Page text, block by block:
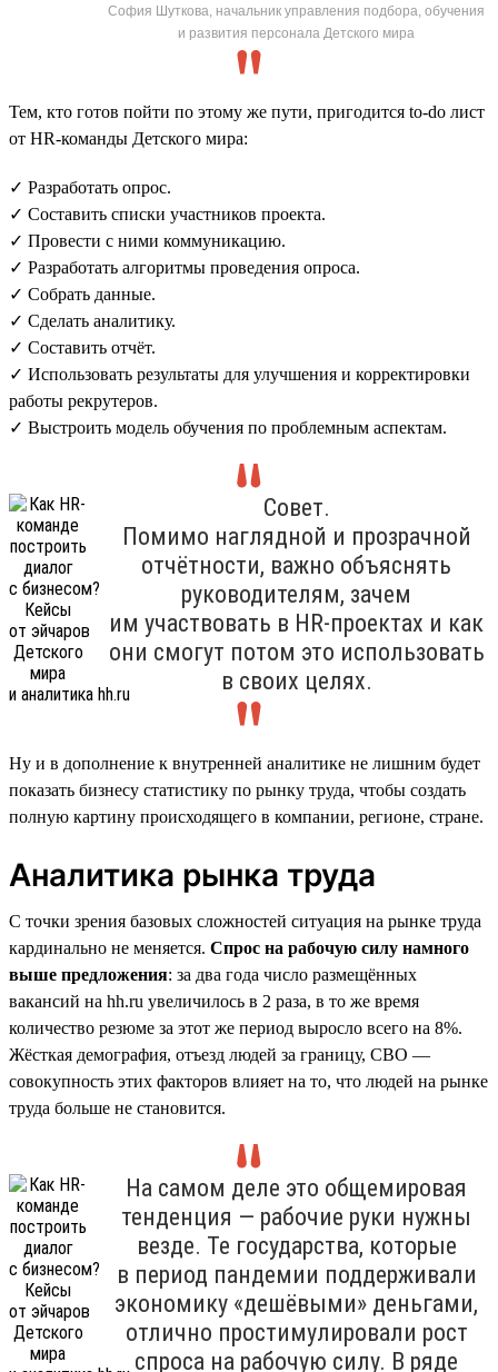
София Шуткова, начальник управления подбора, обучения
и развития персонала Детского мира
Тем, кто готов пойти по этому же пути, пригодится to-do лист
от HR-команды Детского мира:
✓ Разработать опрос.
✓ Составить списки участников проекта.
✓ Провести с ними коммуникацию.
✓ Разработать алгоритмы проведения опроса.
✓ Собрать данные.
✓ Сделать аналитику.
✓ Составить отчёт.
✓ Использовать результаты для улучшения и корректировки
работы рекрутеров.
✓ Выстроить модель обучения по проблемным аспектам.
Совет.
Помимо наглядной и прозрачной
отчётности, важно объяснять
руководителям, зачем
им участвовать в HR-проектах и как
они смогут потом это использовать
в своих целях.
Ну и в дополнение к внутренней аналитике не лишним будет
показать бизнесу статистику по рынку труда, чтобы создать
полную картину происходящего в компании, регионе, стране.
Аналитика рынка труда
С точки зрения базовых сложностей ситуация на рынке труда
кардинально не меняется. Спрос на рабочую силу намного
выше предложения: за два года число размещённых
вакансий на hh.ru увеличилось в 2 раза, в то же время
количество резюме за этот же период выросло всего на 8%.
Жёсткая демография, отъезд людей за границу, СВО —
совокупность этих факторов влияет на то, что людей на рынке
труда больше не становится.
На самом деле это общемировая
тенденция — рабочие руки нужны
везде. Те государства, которые
в период пандемии поддерживали
экономику «дешёвыми» деньгами,
отлично простимулировали рост
спроса на рабочую силу. В ряде